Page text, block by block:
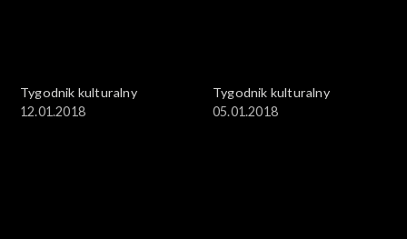
Tygodnik kulturalny
12.01.2018
Tygodnik kulturalny
05.01.2018